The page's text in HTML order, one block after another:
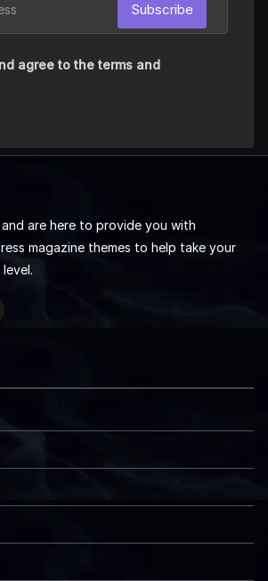
agree to the terms and
Subscribe
are here to provide you with
magazine themes to help take your